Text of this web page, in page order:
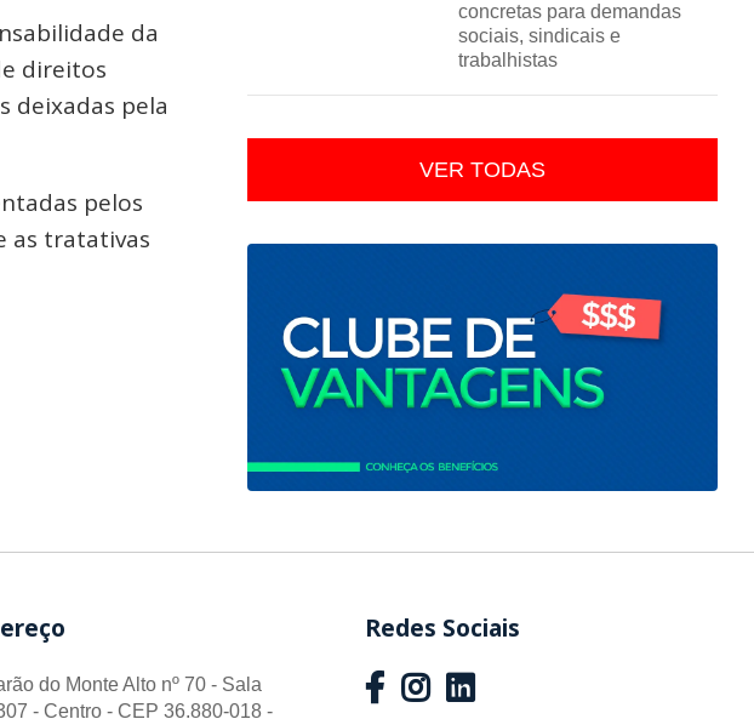
da
direitos
deixadas pela
pelos
as tratativas
concretas para demandas
sociais, sindicais e
trabalhistas
VER TODAS
do Monte Alto nº 70 - Sala
- Centro - CEP 36.880-018 -
Redes Sociais